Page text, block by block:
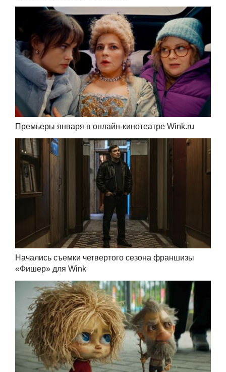
Премьеры января в онлайн-кинотеатре Wink.ru
Начались съемки четвертого сезона франшизы
«Фишер» для Wink